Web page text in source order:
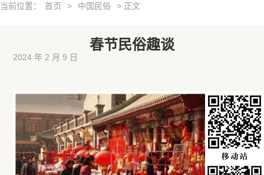
当前位置： 首页 > 中国民俗 > 正文
春节民俗趣谈
2024 年 2 月 9 日